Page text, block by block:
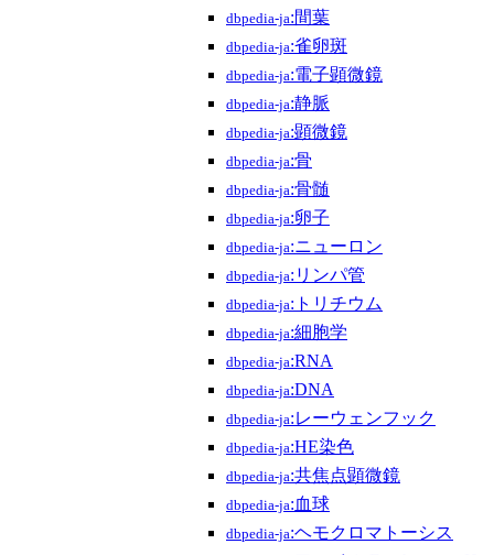
dbpedia-ja:間葉
dbpedia-ja:雀卵斑
dbpedia-ja:電子顕微鏡
dbpedia-ja:静脈
dbpedia-ja:顕微鏡
dbpedia-ja:骨
dbpedia-ja:骨髄
dbpedia-ja:卵子
dbpedia-ja:ニューロン
dbpedia-ja:リンパ管
dbpedia-ja:トリチウム
dbpedia-ja:細胞学
dbpedia-ja:RNA
dbpedia-ja:DNA
dbpedia-ja:レーウェンフック
dbpedia-ja:HE染色
dbpedia-ja:共焦点顕微鏡
dbpedia-ja:血球
dbpedia-ja:ヘモクロマトーシス